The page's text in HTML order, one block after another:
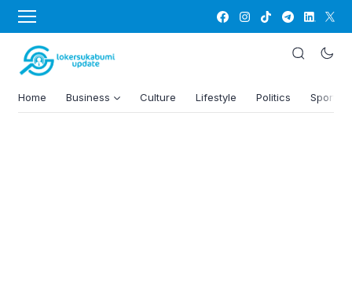
Home Business Culture Lifestyle Politics Sports